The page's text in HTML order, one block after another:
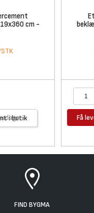
cm -
STK
i butik Få
FIND BYGMA